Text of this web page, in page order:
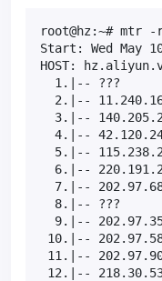
root@hz:~# mtr -
Start: Wed May
HOST:
1.|-- ???
2.|--
3.|--
4.|--
5.|--
6.|--
7.|--
8.|-- ???
9.|--
10.|--
11.|--
12.|--